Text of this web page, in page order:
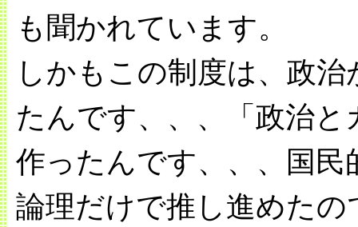
も聞かれています。
しかもこの制度は、政
たんです、、、「政治
作ったんです、、、国
論理だけで推し進めた